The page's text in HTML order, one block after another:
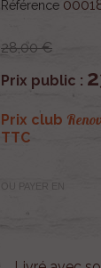
Référence
28,00 €
Prix public :
Prix club
TTC
OU PAYER EN